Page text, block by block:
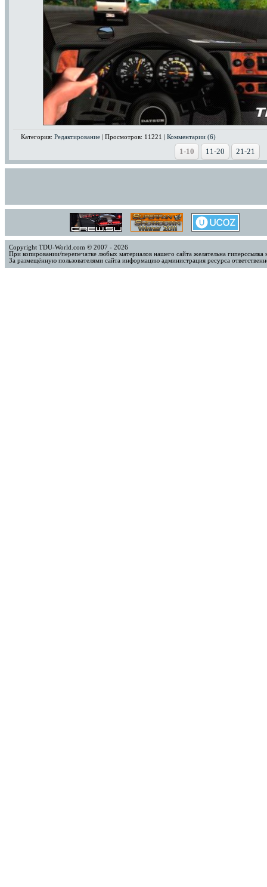
Категория: Редактирование | Просмотров: 11221 | Комментарии (6)
1-10 11-20 21-21
Copyright TDU-World.com © 2007 - 2026
При копировании/перепечатке любых материалов нашего сайта желательна
За размещённую пользователями сайта информацию администрация ресурса